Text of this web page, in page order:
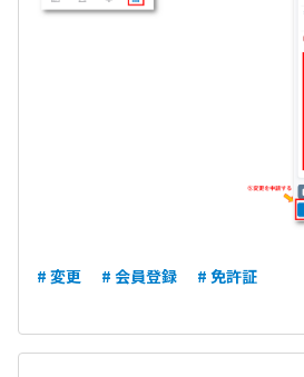
# 変更 # 会員登録 # 免許証